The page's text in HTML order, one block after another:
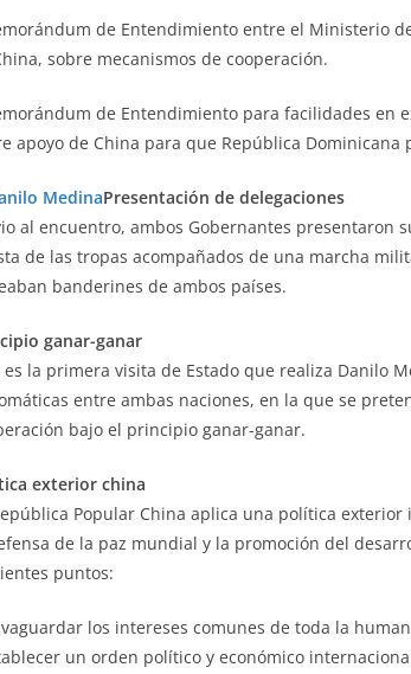
de Entendimiento entre el Ministerio
sobre mecanismos de cooperación.
de Entendimiento para facilidades en
apoyo de China para que República
Presentación de delegaciones
al encuentro, ambos Gobernantes presentaron
de las tropas acompañados de una marcha
banderines de ambos países.
ganar-ganar
es la primera visita de Estado que realiza Danilo
entre ambas naciones, en la que se
bajo el principio ganar-ganar.
exterior china
Popular China aplica una política
de la paz mundial y la promoción del
puntos:
los intereses comunes de toda la
un orden político y económico